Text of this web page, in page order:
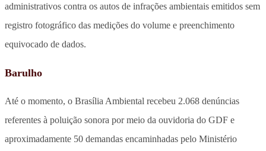
administrativos contra os autos de infrações ambientais emitidos sem
registro fotográfico das medições do volume e preenchimento
equivocado de dados.
Barulho
Até o momento, o Brasília Ambiental recebeu 2.068 denúncias
referentes à poluição sonora por meio da ouvidoria do GDF e
aproximadamente 50 demandas encaminhadas pelo Ministério